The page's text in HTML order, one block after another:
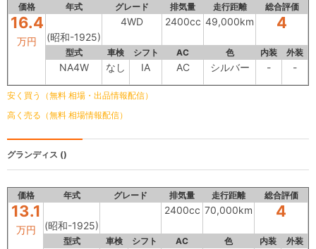
価格 年式 グレード 排気量 走行距離 総合評価
16.4
万円 (昭和-1925)
4WD 2400cc 49,000km 4
型式 車検 シフト AC 色 内装 外装
NA4W なし IA AC シルバー - -
安く買う（無料 相場・出品情報配信）
高く売る（無料 相場情報配信）
グランディス ()
価格 年式 グレード 排気量 走行距離 総合評価
13.1
万円 (昭和-1925)
2400cc 70,000km 4
型式 車検 シフト AC 色 内装 外装